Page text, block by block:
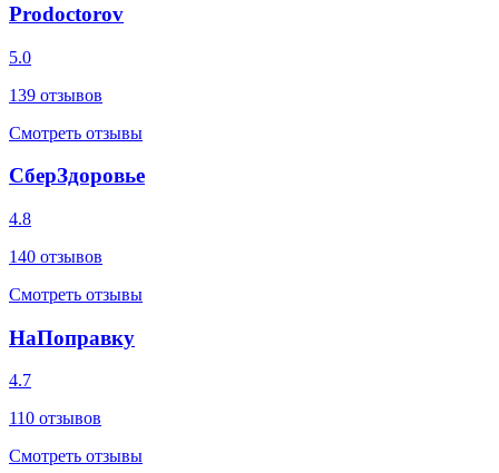
Prodoctorov
5.0
139 отзывов
Смотреть отзывы
СберЗдоровье
4.8
140 отзывов
Смотреть отзывы
НаПоправку
4.7
110 отзывов
Смотреть отзывы